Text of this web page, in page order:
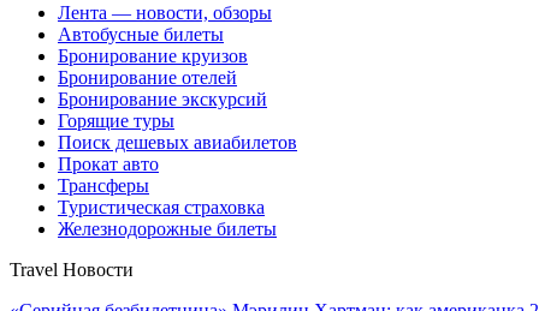
Лента — новости, обзоры
Автобусные билеты
Бронирование круизов
Бронирование отелей
Бронирование экскурсий
Горящие туры
Поиск дешевых авиабилетов
Прокат авто
Трансферы
Туристическая страховка
Железнодорожные билеты
Travel Новости